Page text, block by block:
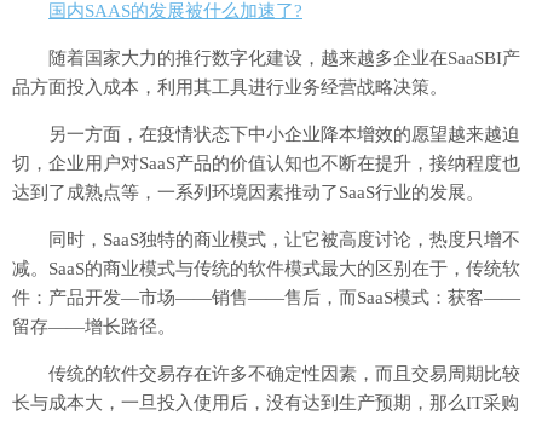
国内SAAS的发展被什么加速了?
随着国家大力的推行数字化建设，越来越多企业在SaaSBI产
品方面投入成本，利用其工具进行业务经营战略决策。
另一方面，在疫情状态下中小企业降本增效的愿望越来越迫
切，企业用户对SaaS产品的价值认知也不断在提升，接纳程度也
达到了成熟点等，一系列环境因素推动了SaaS行业的发展。
同时，SaaS独特的商业模式，让它被高度讨论，热度只增不
减。SaaS的商业模式与传统的软件模式最大的区别在于，传统软
件：产品开发—市场——销售——售后，而SaaS模式：获客——
留存——增长路径。
传统的软件交易存在许多不确定性因素，而且交易周期比较
长与成本大，一旦投入使用后，没有达到生产预期，那么IT采购